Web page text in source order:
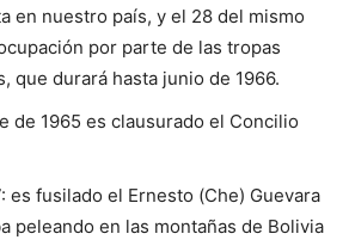
en nuestro país, y el 28 del mis­mo
por parte de las tropas
que durará hasta junio de 1966.
de 1965 es clausurado el Concilio
es fusilado el Ernesto (Che) Guevara
peleando en las monta­ñas de Bolivia